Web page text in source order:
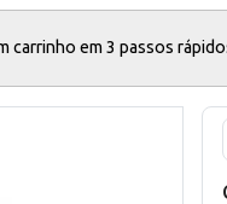
carrinho em 3 passos